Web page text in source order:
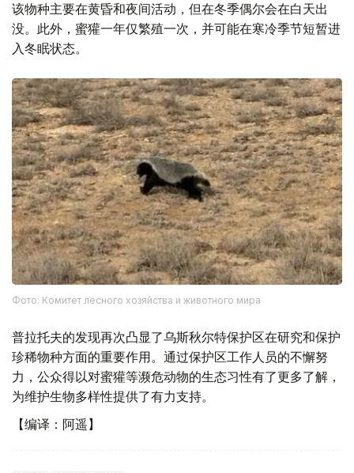
该物种主要在黄昏和夜间活动，但在冬季偶尔会在白天出
没。此外，蜜獾一年仅繁殖一次，并可能在寒冷季节短暂进
入冬眠状态。
Фото: Комитет лесного хозяйства и животного мира
普拉托夫的发现再次凸显了乌斯秋尔特保护区在研究和保护
珍稀物种方面的重要作用。通过保护区工作人员的不懈努
力，公众得以对蜜獾等濒危动物的生态习性有了更多了解，
为维护生物多样性提供了有力支持。
【编译：阿遥】